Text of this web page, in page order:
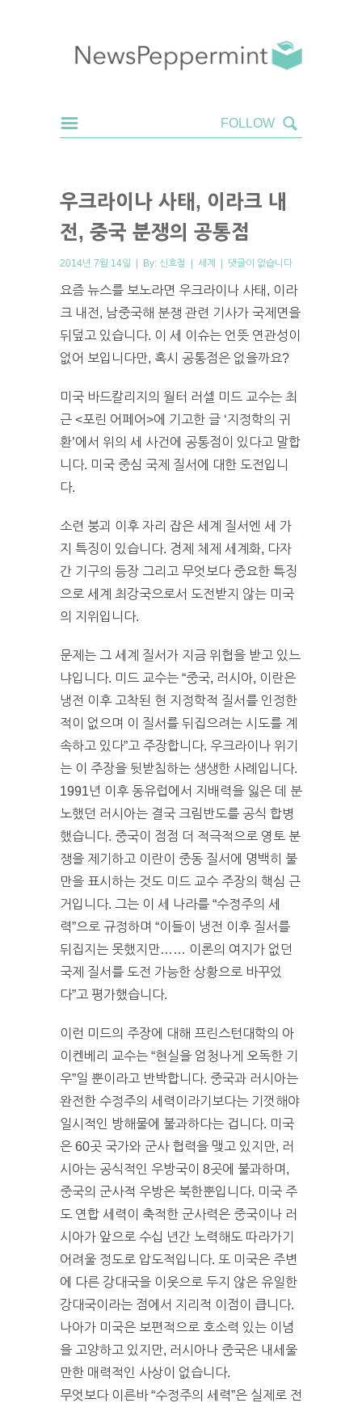
우크라이나 사태, 이라크 내
전, 중국 분쟁의 공통점
2014년 7월 14일 | By: 신호철 | 세계 | 댓글이 없습니다
요즘 뉴스를 보노라면 우크라이나 사태, 이라
크 내전, 남중국해 분쟁 관련 기사가 국제면을
뒤덮고 있습니다. 이 세 이슈는 언뜻 연관성이
없어 보입니다만, 혹시 공통점은 없을까요?
미국 바드칼리지의 월터 러셀 미드 교수는 최
근 <포린 어페어>에 기고한 글 ‘지정학의 귀
환’에서 위의 세 사건에 공통점이 있다고 말합
니다. 미국 중심 국제 질서에 대한 도전입니
다.
소련 붕괴 이후 자리 잡은 세계 질서엔 세 가
지 특징이 있습니다. 경제 체제 세계화, 다자
간 기구의 등장 그리고 무엇보다 중요한 특징
으로 세계 최강국으로서 도전받지 않는 미국
의 지위입니다.
문제는 그 세계 질서가 지금 위협을 받고 있느
냐입니다. 미드 교수는 “중국, 러시아, 이란은
냉전 이후 고착된 현 지정학적 질서를 인정한
적이 없으며 이 질서를 뒤집으려는 시도를 계
속하고 있다”고 주장합니다. 우크라이나 위기
는 이 주장을 뒷받침하는 생생한 사례입니다.
1991년 이후 동유럽에서 지배력을 잃은 데 분
노했던 러시아는 결국 크림반도를 공식 합병
했습니다. 중국이 점점 더 적극적으로 영토 분
쟁을 제기하고 이란이 중동 질서에 명백히 불
만을 표시하는 것도 미드 교수 주장의 핵심 근
거입니다. 그는 이 세 나라를 “수정주의 세
력”으로 규정하며 “이들이 냉전 이후 질서를
뒤집지는 못했지만…… 이론의 여지가 없던
국제 질서를 도전 가능한 상황으로 바꾸었
다”고 평가했습니다.
이런 미드의 주장에 대해 프린스턴대학의 아
이켄베리 교수는 “현실을 엄청나게 오독한 기
우”일 뿐이라고 반박합니다. 중국과 러시아는
완전한 수정주의 세력이라기보다는 기껏해야
일시적인 방해물에 불과하다는 겁니다. 미국
은 60곳 국가와 군사 협력을 맺고 있지만, 러
시아는 공식적인 우방국이 8곳에 불과하며,
중국의 군사적 우방은 북한뿐입니다. 미국 주
도 연합 세력이 축적한 군사력은 중국이나 러
시아가 앞으로 수십 년간 노력해도 따라가기
어려울 정도로 압도적입니다. 또 미국은 주변
에 다른 강대국을 이웃으로 두지 않은 유일한
강대국이라는 점에서 지리적 이점이 큽니다.
나아가 미국은 보편적으로 호소력 있는 이념
을 고양하고 있지만, 러시아나 중국은 내세울
만한 매력적인 사상이 없습니다.
무엇보다 이른바 “수정주의 세력”은 실제로 전